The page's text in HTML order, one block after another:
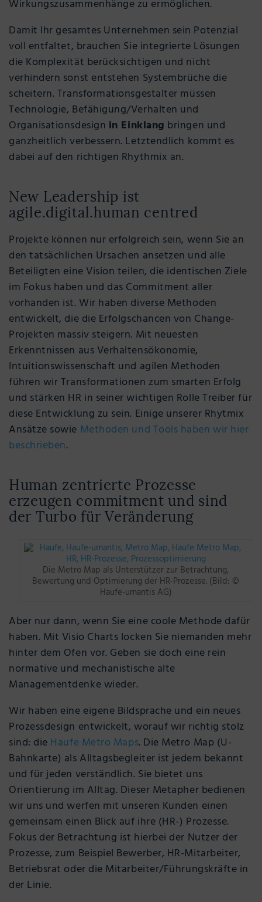
Wirkungszusammenhänge zu ermöglichen.
Damit Ihr gesamtes Unternehmen sein Potenzial
voll entfaltet, brauchen Sie integrierte Lösungen
die Komplexität berücksichtigen und nicht
verhindern sonst entstehen Systembrüche die
scheitern. Transformationsgestalter müssen
Technologie, Befähigung/Verhalten und
Organisationsdesign in Einklang bringen und
ganzheitlich verbessern. Letztendlich kommt es
dabei auf den richtigen Rhythmix an.
New Leadership ist
agile.digital.human centred
Projekte können nur erfolgreich sein, wenn Sie an
den tatsächlichen Ursachen ansetzen und alle
Beteiligten eine Vision teilen, die identischen Ziele
im Fokus haben und das Commitment aller
vorhanden ist. Wir haben diverse Methoden
entwickelt, die die Erfolgschancen von Change-
Projekten massiv steigern. Mit neuesten
Erkenntnissen aus Verhaltensökonomie,
Intuitionswissenschaft und agilen Methoden
führen wir Transformationen zum smarten Erfolg
und stärken HR in seiner wichtigen Rolle Treiber für
diese Entwicklung zu sein. Einige unserer Rhytmix
Ansätze sowie Methoden und Tools haben wir hier
beschrieben.
Human zentrierte Prozesse
erzeugen commitment und sind
der Turbo für Veränderung
Die Metro Map als Unterstützer zur Betrachtung,
Bewertung und Optimierung der HR-Prozesse. (Bild: ©
Haufe-umantis AG)
Aber nur dann, wenn Sie eine coole Methode dafür
haben. Mit Visio Charts locken Sie niemanden mehr
hinter dem Ofen vor. Geben sie doch eine rein
normative und mechanistische alte
Managementdenke wieder.
Wir haben eine eigene Bildsprache und ein neues
Prozessdesign entwickelt, worauf wir richtig stolz
sind: die Haufe Metro Maps. Die Metro Map (U-
Bahnkarte) als Alltagsbegleiter ist jedem bekannt
und für jeden verständlich. Sie bietet uns
Orientierung im Alltag. Dieser Metapher bedienen
wir uns und werfen mit unseren Kunden einen
gemeinsam einen Blick auf ihre (HR-) Prozesse.
Fokus der Betrachtung ist hierbei der Nutzer der
Prozesse, zum Beispiel Bewerber, HR-Mitarbeiter,
Betriebsrat oder die Mitarbeiter/Führungskräfte in
der Linie.